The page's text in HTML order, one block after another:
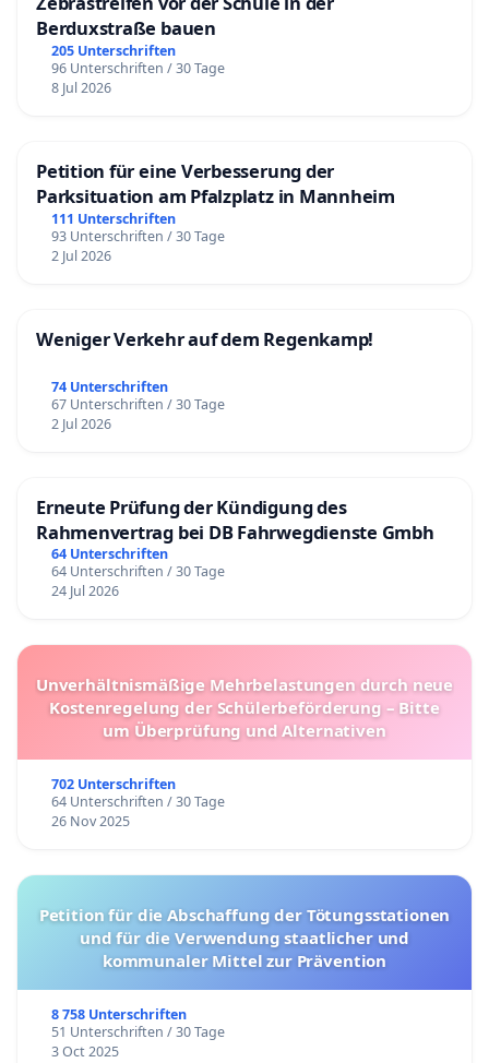
Berduxstraße bauen
205 Unterschriften
96 Unterschriften / 30 Tage
8 Jul 2026
Petition für eine Verbesserung der
Parksituation am Pfalzplatz in Mannheim
111 Unterschriften
93 Unterschriften / 30 Tage
2 Jul 2026
Weniger Verkehr auf dem Regenkamp!
74 Unterschriften
67 Unterschriften / 30 Tage
2 Jul 2026
Erneute Prüfung der Kündigung des
Rahmenvertrag bei DB Fahrwegdienste Gmbh
64 Unterschriften
64 Unterschriften / 30 Tage
24 Jul 2026
Unverhältnismäßige Mehrbelastungen durch neue
Kostenregelung der Schülerbeförderung – Bitte
um Überprüfung und Alternativen
702 Unterschriften
64 Unterschriften / 30 Tage
26 Nov 2025
Petition für die Abschaffung der Tötungsstationen
und für die Verwendung staatlicher und
kommunaler Mittel zur Prävention
8 758 Unterschriften
51 Unterschriften / 30 Tage
3 Oct 2025